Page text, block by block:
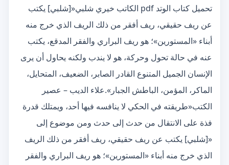
تحميل كتاب الوتد pdf الكاتب خيري شلبي«[شلبي] يكتب
عن ريف حقيقي، ريف أفقر من ذلك الريف الذي خرج منه
أبناء «المستورين»؛ هو ريف البراري والفقر المدقع، يكتب
عنه في حالة تحول وحركة، هو لا يندب ولكنه يحاول أن يرى
الإنسان الجميل المتنوع القادر الصابر، الضعيف، المتحايل،
الماكر، المؤمن، الباطش الجبار».علاء الديب – عصير
الكتب«طريقته في الحكي لا ينافسه فيها أحد، ويمتلك قدرة
فذة على الانتقال من حدث إلى حدث ومن موضوع إلى
«[شلبي] يكتب عن ريف حقيقي، ريف أفقر من ذلك الريف
الذي خرج منه أبناء «المستورين»؛ هو ريف البراري والفقر